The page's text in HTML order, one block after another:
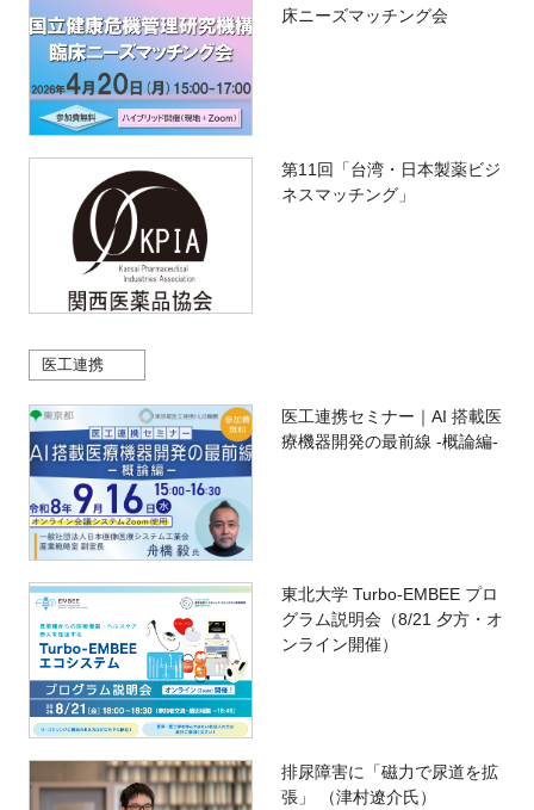
床ニーズマッチング会
第11回「台湾・日本製薬ビジ
ネスマッチング」
医工連携
医工連携セミナー｜AI 搭載医
療機器開発の最前線 -概論編-
東北大学 Turbo-EMBEE プロ
グラム説明会（8/21 夕方・オ
ンライン開催）
排尿障害に「磁力で尿道を拡
張」 （津村遼介氏）